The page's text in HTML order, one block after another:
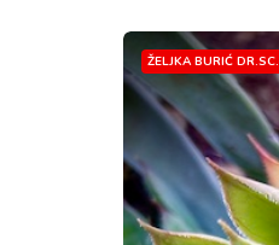
ŽELJKA BURIĆ DR.SC.